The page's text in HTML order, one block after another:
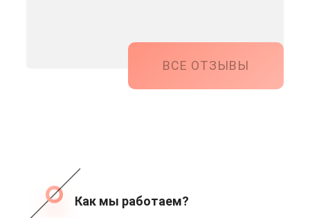
ВСЕ ОТЗЫВЫ
Как мы работаем?